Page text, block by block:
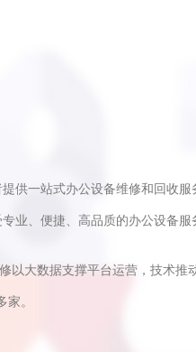
供一站式办公设备维修和回收服
业、便捷、高品质的办公设备服
以大数据支撑平台运营，技术推
。